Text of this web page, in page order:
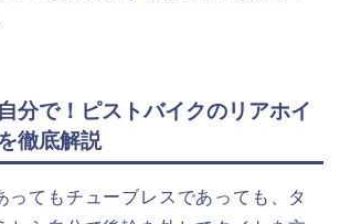
分で！ピストバイクのリアホイ
徹底解説
ってもチューブレスであっても、タ